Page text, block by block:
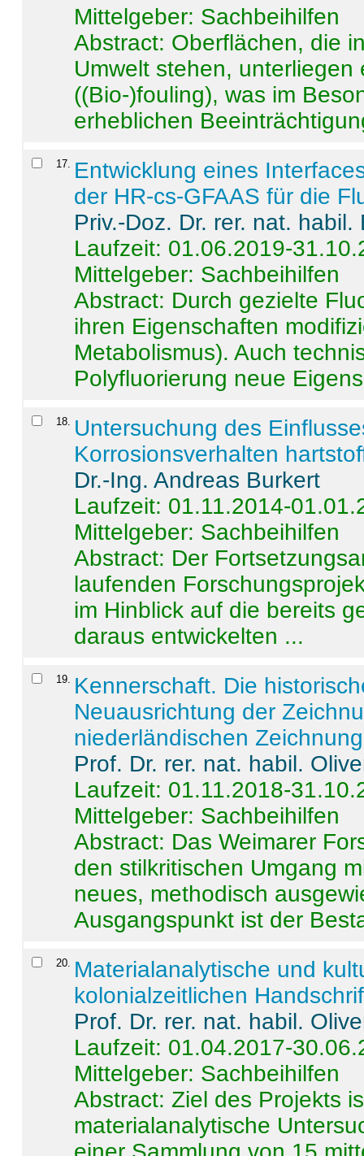
Mittelgeber: Sachbeihilfen
Abstract: Oberflächen, die
Umwelt stehen,
((Bio-)fouling), was im
erheblichen
17
Entwicklung eines
der HR-cs-GFAAS für die
Priv.-Doz. Dr. rer. nat.
Laufzeit: 01.06.2019-
Mittelgeber: Sachbeihilfen
Abstract: Durch gezielte
ihren Eigenschaften
Metabolismus). Auch
Polyfluorierung neue
18
Untersuchung des
Korrosionsverhalten
Dr.-Ing. Andreas Burkert
Laufzeit: 01.11.2014-
Mittelgeber: Sachbeihilfen
Abstract: Der
laufenden
im Hinblick auf die bereits
daraus entwickelten ...
19
Kennerschaft. Die
Neuausrichtung der
niederländischen
Prof. Dr. rer. nat. habil.
Laufzeit: 01.11.2018-
Mittelgeber: Sachbeihilfen
Abstract: Das Weimarer
den stilkritischen Umgang
neues, methodisch
Ausgangspunkt ist der
20
Materialanalytische und
kolonialzeitlichen
Prof. Dr. rer. nat. habil.
Laufzeit: 01.04.2017-
Mittelgeber: Sachbeihilfen
Abstract:Ziel des Projekts
materialanalytische